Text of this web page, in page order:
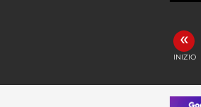
«
INIZIO